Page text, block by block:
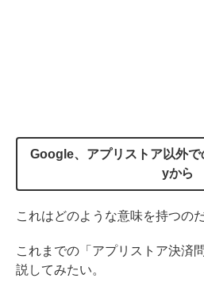
Google、アプリストア以外
yから
これはどのような意味を持つの
これまでの「アプリストア決済
説してみたい。